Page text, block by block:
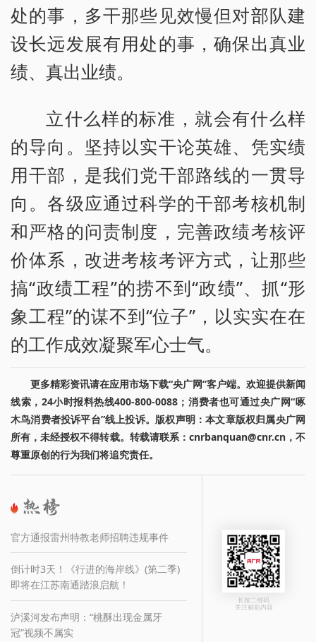
处的事，多干那些见效慢但对部队建
设长远发展有用处的事，确保出真业
绩、真出业绩。
立什么样的标准，就会有什么样
的导向。坚持以实干论英雄、凭实绩
用干部，是我们党干部路线的一贯导
向。各级应通过科学的干部考核机制
和严格的问责制度，完善政绩考核评
价体系，改进考核考评方式，让那些
搞“政绩工程”的捞不到“政绩”、抓“形
象工程”的谋不到“位子”，以实实在在
的工作成效凝聚军心士气。
更多精彩资讯请在应用市场下载“央广网”客户端。欢迎提供新闻
线索，24小时报料热线400-800-0088；消费者也可通过央广网“啄
木鸟消费者投诉平台”线上投诉。版权声明：本文章版权归属央广网
所有，未经授权不得转载。转载请联系：cnrbanquan@cnr.cn，不
尊重原创的行为我们将追究责任。
官方通报雷州特教老师招聘违规事件
倒计时3天！《行进的海岸线》(第二季)
即将在江苏南通踏浪启航！
泸溪河发布声明：“桃酥出现金属牙
冠”视频不属实
长按二维码
关注精彩内容